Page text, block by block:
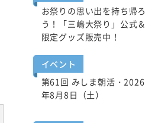
お祭りの思い出を持ち帰ろ
う！「三嶋大祭り」公式＆
限定グッズ販売中！
イベント
第61回 みしま朝活・2026
年8月8日（土）